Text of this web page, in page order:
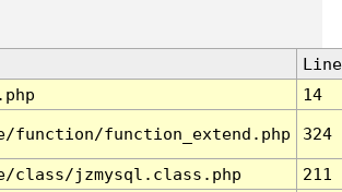
Line
14
function/function_extend.php 324
class/jzmysql.class.php
211